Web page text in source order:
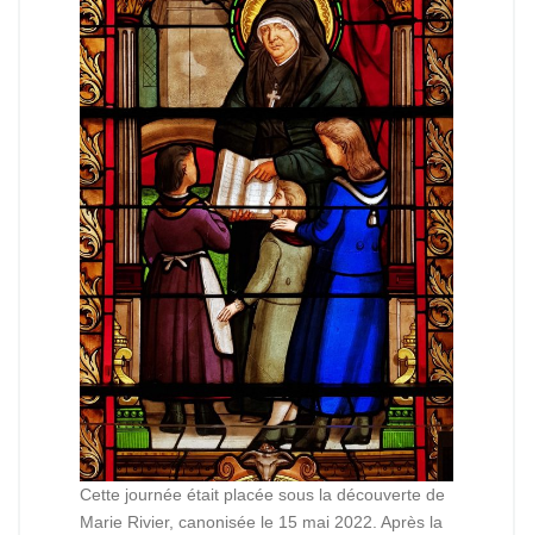
Cette journée était placée sous la découverte de
Marie Rivier, canonisée le 15 mai 2022. Après la